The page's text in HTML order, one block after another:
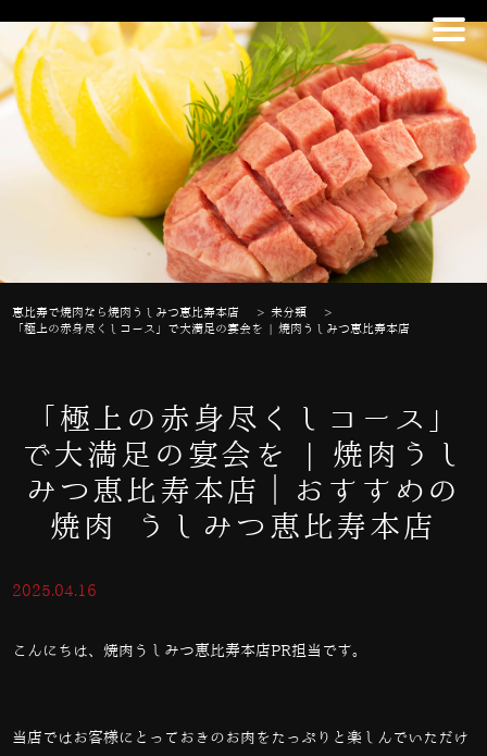
恵比寿で焼肉なら焼肉うしみつ恵比寿本店 >未分類
>
「極上の赤身尽くしコース」で大満足の宴会を | 焼肉うしみつ恵比寿本店
「極上の赤身尽くしコース」
で大満足の宴会を | 焼肉うし
みつ恵比寿本店｜おすすめの
焼肉 うしみつ恵比寿本店
2025.04.16
こんにちは、焼肉うしみつ恵比寿本店PR担当です。
当店ではお客様にとっておきのお肉をたっぷりと楽しんでいただけ